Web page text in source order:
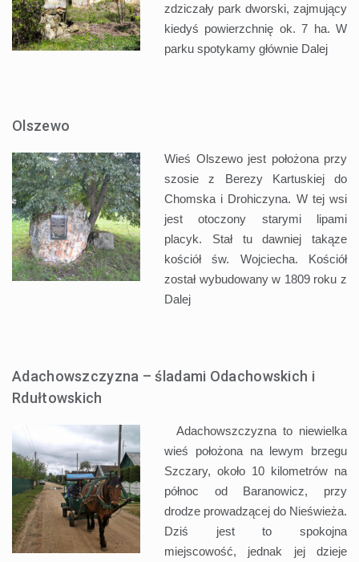
zdziczały park dworski, zajmujący
kiedyś powierzchnię ok. 7 ha. W
parku spotykamy głównie Dalej
Olszewo
Wieś Olszewo jest położona przy
szosie z Berezy Kartuskiej do
Chomska i Drohiczyna. W tej wsi
jest otoczony starymi lipami
placyk. Stał tu dawniej takąze
kościół św. Wojciecha. Kościół
został wybudowany w 1809 roku z
Dalej
Adachowszczyzna – śladami Odachowskich i
Rdułtowskich
Adachowszczyzna to niewielka
wieś położona na lewym brzegu
Szczary, około 10 kilometrów na
północ od Baranowicz, przy
drodze prowadzącej do Nieświeża.
Dziś jest to spokojna
miejscowość, jednak jej dzieje